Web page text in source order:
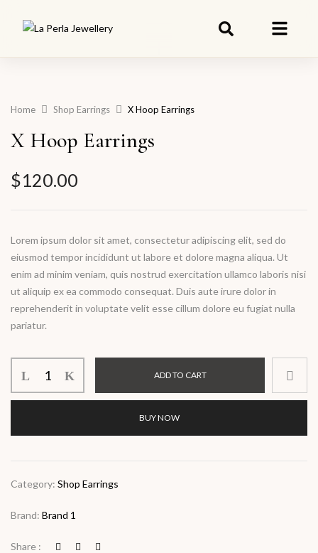
Home Shop Earrings X Hoop Earrings
X Hoop Earrings
$120.00
Lorem ipsum dolor sit amet, consectetur adipiscing elit, sed do
eiusmod tempor incididunt ut labore et dolore magna aliqua. Ut
enim ad minim veniam, quis nostrud exercitation ullamco laboris nisi
ut aliquip ex ea commodo consequat. Duis aute irure dolor in
reprehenderit in voluptate velit esse cillum dolore eu fugiat nulla
pariatur.
ADD TO CART
BUY NOW
Category: Shop Earrings
Brand: Brand 1
Share :